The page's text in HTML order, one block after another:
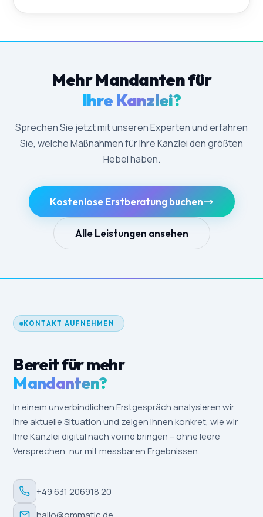
Mehr Mandanten für
Ihre Kanzlei?
Sprechen Sie jetzt mit unseren Experten und erfahren
Sie, welche Maßnahmen für Ihre Kanzlei den größten
Hebel haben.
Kostenlose Erstberatung buchen
Alle Leistungen ansehen
KONTAKT AUFNEHMEN
Bereit für mehr
Mandanten?
In einem unverbindlichen Erstgespräch analysieren wir
Ihre aktuelle Situation und zeigen Ihnen konkret, wie wir
Ihre Kanzlei digital nach vorne bringen – ohne leere
Versprechen, nur mit messbaren Ergebnissen.
+49 631 206918 20